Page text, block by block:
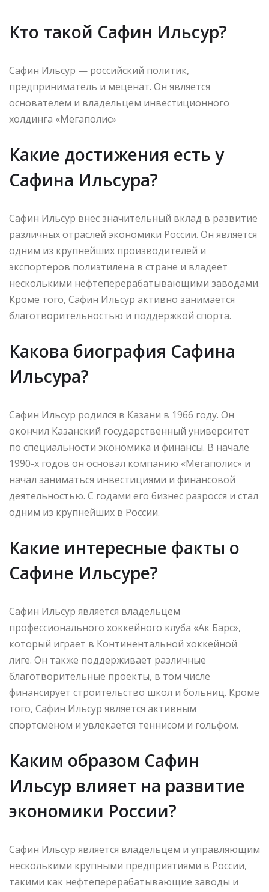
Кто такой Сафин Ильсур?
Сафин Ильсур — российский политик,
предприниматель и меценат. Он является
основателем и владельцем инвестиционного
холдинга «Мегаполис»
Какие достижения есть у
Сафина Ильсура?
Сафин Ильсур внес значительный вклад в развитие
различных отраслей экономики России. Он является
одним из крупнейших производителей и
экспортеров полиэтилена в стране и владеет
несколькими нефтеперерабатывающими заводами.
Кроме того, Сафин Ильсур активно занимается
благотворительностью и поддержкой спорта.
Какова биография Сафина
Ильсура?
Сафин Ильсур родился в Казани в 1966 году. Он
окончил Казанский государственный университет
по специальности экономика и финансы. В начале
1990-х годов он основал компанию «Мегаполис» и
начал заниматься инвестициями и финансовой
деятельностью. С годами его бизнес разросся и стал
одним из крупнейших в России.
Какие интересные факты о
Сафине Ильсуре?
Сафин Ильсур является владельцем
профессионального хоккейного клуба «Ак Барс»,
который играет в Континентальной хоккейной
лиге. Он также поддерживает различные
благотворительные проекты, в том числе
финансирует строительство школ и больниц. Кроме
того, Сафин Ильсур является активным
спортсменом и увлекается теннисом и гольфом.
Каким образом Сафин
Ильсур влияет на развитие
экономики России?
Сафин Ильсур является владельцем и управляющим
несколькими крупными предприятиями в России,
такими как нефтеперерабатывающие заводы и